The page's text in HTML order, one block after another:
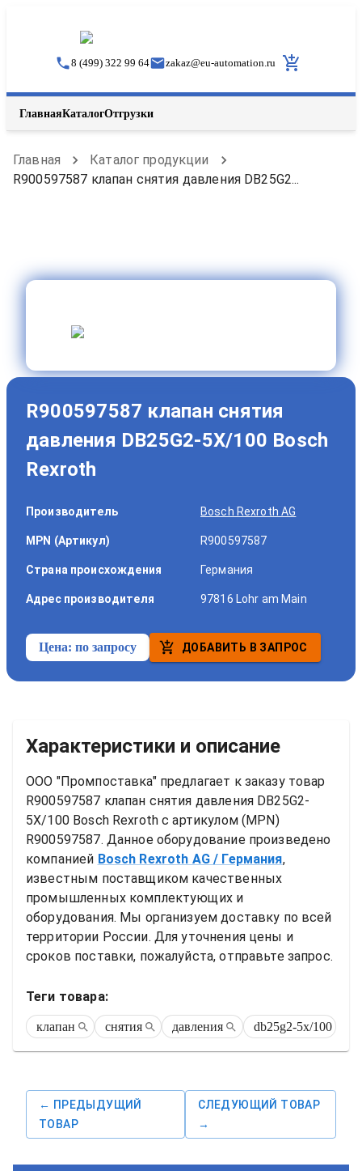
8 (499) 322 99 64 zakaz@eu-automation.ru
ГлавнаяКаталогОтгрузки
Главная
Каталог продукции
R900597587 клапан снятия давления DB25G2...
R900597587 клапан снятия
давления DB25G2-5X/100 Bosch
Rexroth
Производитель Bosch Rexroth AG
MPN (Артикул) R900597587
Страна происхождения Германия
Адрес производителя 97816 Lohr am Main
Цена: по запросу ДОБАВИТЬ В ЗАПРОС
Характеристики и описание
ООО "Промпоставка" предлагает к заказу товар
R900597587 клапан снятия давления DB25G2-
5X/100 Bosch Rexroth
с артикулом (MPN)
R900597587. Данное оборудование произведено
компанией Bosch Rexroth AG / Германия,
известным поставщиком качественных
промышленных комплектующих и
оборудования. Мы организуем доставку по всей
территории России. Для уточнения цены и
сроков поставки, пожалуйста, отправьте запрос.
Теги товара:
клапан снятия давления db25g2-5x/100
← ПРЕДЫДУЩИЙ
ТОВАР
СЛЕДУЮЩИЙ ТОВАР
→